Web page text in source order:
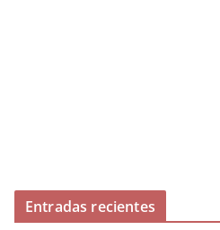
Entradas recientes